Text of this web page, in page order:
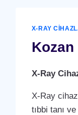
X-RAY
Kozan
X-Ray
X-Ray
tıbbi tanı